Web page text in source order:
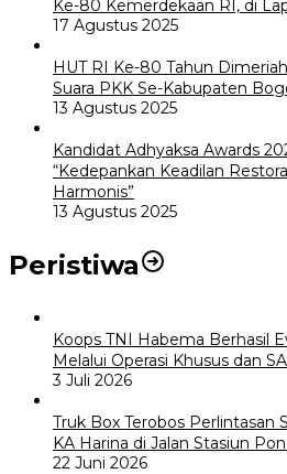
Ke-80 Kemerdekaan RI, di
17 Agustus 2025
HUT RI Ke-80 Tahun
Suara PKK Se-Kabupaten
13 Agustus 2025
Kandidat Adhyaksa Awards
“Kedepankan Keadilan
Harmonis”
13 Agustus 2025
Peristiwa
Koops TNI Habema Berhasil
Melalui Operasi Khusus dan
3 Juli 2026
Truk Box Terobos Perlintasan
KA Harina di Jalan Stasiun
22 Juni 2026